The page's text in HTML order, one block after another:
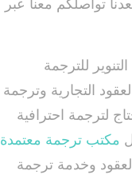
تواصلكم معنا عبر
للترجمة
التجارية وترجمة
لترجمة احترافية
مكتب ترجمة معتمدة
وخدمة ترجمة